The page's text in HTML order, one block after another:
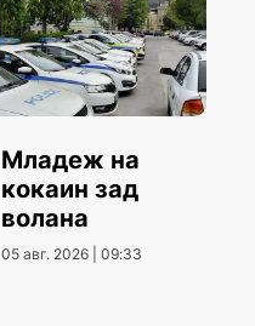
Младеж на
кокаин зад
волана
05 авг. 2026 | 09:33